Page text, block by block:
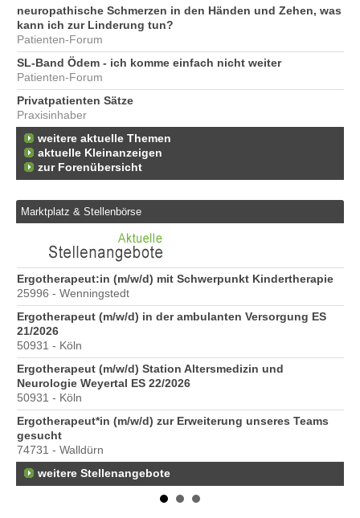
neuropathische Schmerzen in den Händen und Zehen, was
kann ich zur Linderung tun?
Patienten-Forum
SL-Band Ödem - ich komme einfach nicht weiter
Patienten-Forum
Privatpatienten Sätze
Praxisinhaber
weitere aktuelle Themen
aktuelle Kleinanzeigen
zur Forenübersicht
Marktplatz & Stellenbörse
Ergotherapeut:in (m/w/d) mit Schwerpunkt Kindertherapie
25996 - Wenningstedt
Ergotherapeut (m/w/d) in der ambulanten Versorgung ES
21/2026
50931 - Köln
Ergotherapeut (m/w/d) Station Altersmedizin und
Neurologie Weyertal ES 22/2026
50931 - Köln
Ergotherapeut*in (m/w/d) zur Erweiterung unseres Teams
gesucht
74731 - Walldürn
weitere Stellenangebote